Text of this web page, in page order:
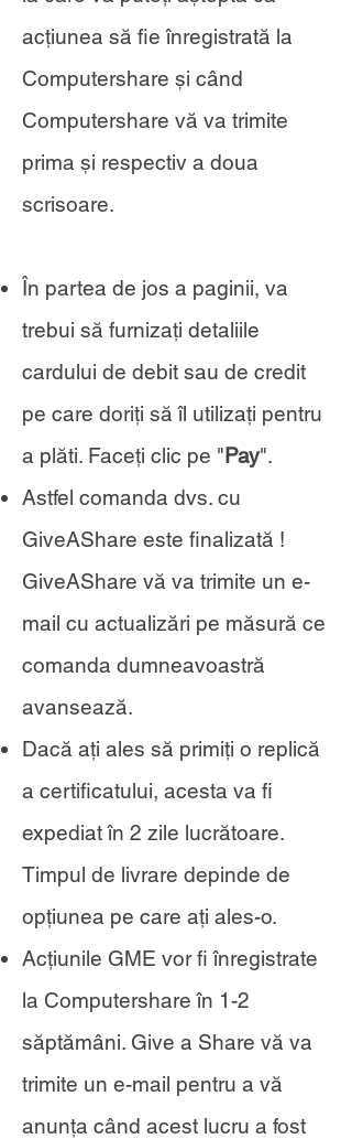
acțiunea să fie înregistrată la
Computershare și când
Computershare vă va trimite
prima și respectiv a doua
scrisoare.
În partea de jos a paginii, va
trebui să furnizați detaliile
cardului de debit sau de credit
pe care doriți să îl utilizați pentru
a plăti. Faceți clic pe "Pay".
Astfel comanda dvs. cu
GiveAShare este finalizată !
GiveAShare vă va trimite un e-
mail cu actualizări pe măsură ce
comanda dumneavoastră
avansează.
Dacă ați ales să primiți o replică
a certificatului, acesta va fi
expediat în 2 zile lucrătoare.
Timpul de livrare depinde de
opțiunea pe care ați ales-o.
Acțiunile GME vor fi înregistrate
la Computershare în 1-2
săptămâni. Give a Share vă va
trimite un e-mail pentru a vă
anunța când acest lucru a fost